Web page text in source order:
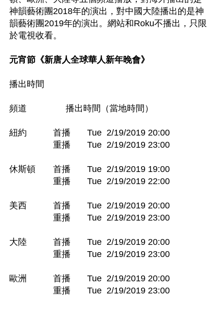
神韻藝術團2018年的演出，對中國大陸播出的是神
韻藝術團2019年的演出。網站和Roku不播出，只限
於電視收看。
元宵節《新唐人全球華人新年晚會》
播出時間
頻道 	　　播出時間（當地時間）
紐約　　　首播 	Tue 	2/19/2019 20:00
重播 	Tue 	2/19/2019 23:00
休斯頓　　首播 	Tue 	2/19/2019 19:00
重播 	Tue 	2/19/2019 22:00
美西　　　首播 	Tue 	2/19/2019 20:00
重播 	Tue 	2/19/2019 23:00
大陸　　　首播 	Tue 	2/19/2019 20:00
重播 	Tue 	2/19/2019 23:00
歐洲　　　首播 	Tue 	2/19/2019 20:00
重播 	Tue 	2/19/2019 23:00